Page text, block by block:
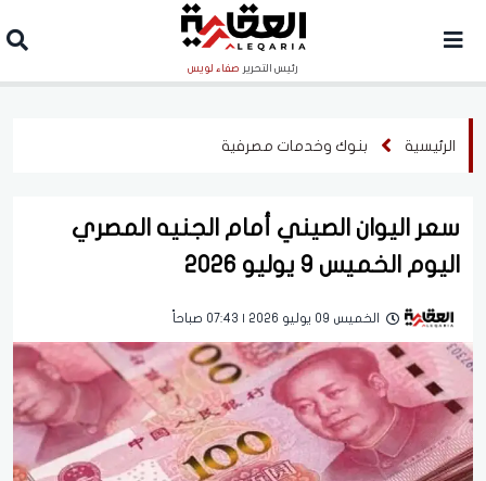
رئيس التحرير صفاء لويس
الرئيسية بنوك وخدمات مصرفية
سعر اليوان الصيني أمام الجنيه المصري
اليوم الخميس 9 يوليو 2026
الخميس 09 يوليو 2026 | 07:43 صباحاً